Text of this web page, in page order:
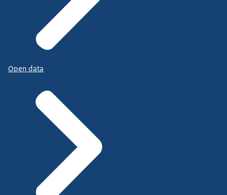
Open data